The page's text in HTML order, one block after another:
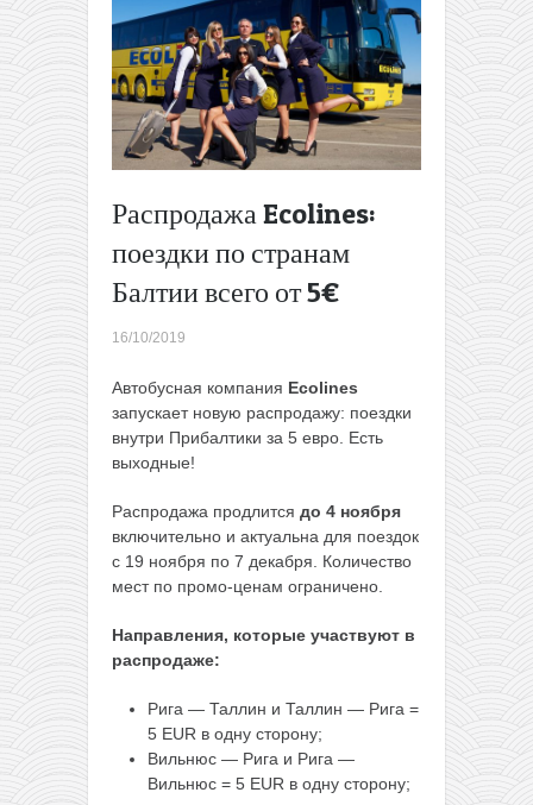
Распродажа Ecolines:
поездки по странам
Балтии всего от 5€
16/10/2019
Автобусная компания Ecolines
запускает новую распродажу: поездки
внутри Прибалтики за 5 евро. Есть
выходные!
Распродажа продлится до 4 ноября
включительно и актуальна для поездок
с 19 ноября по 7 декабря. Количество
мест по промо-ценам ограничено.
Направления, которые участвуют в
распродаже:
Рига — Таллин и Таллин — Рига =
5 EUR в одну сторону;
Вильнюс — Рига и Рига —
Вильнюс = 5 EUR в одну сторону;
100,000
билетов
всего за
9.99
Pegasus:
акция на